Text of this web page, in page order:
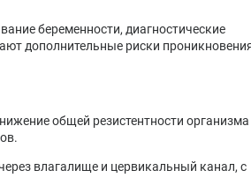
беременности, диагностические
дополнительные риски
общей резистентности организма
влагалище и цервикальный канал, с